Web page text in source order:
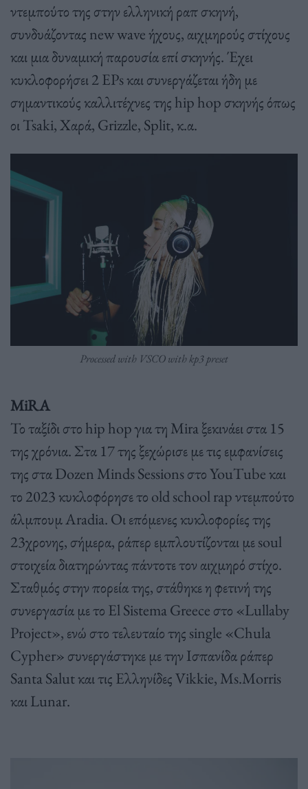
ντεμπούτο της στην ελληνική ραπ σκηνή,
συνδυάζοντας new wave ήχους, αιχμηρούς στίχους
και μια δυναμική παρουσία επί σκηνής. Έχει
κυκλοφορήσει 2 EPs και συνεργάζεται ήδη με
σημαντικούς καλλιτέχνες της hip hop σκηνής όπως
οι Tsaki, Χαρά, Grizzle, Split, κ.α.
Processed with VSCO with kp3 preset
MiRA
Το ταξίδι στο hip hop για τη Mira ξεκινάει στα 15
της χρόνια. Στα 17 της ξεχώρισε με τις εμφανίσεις
της στα Dozen Minds Sessions στο YouTube και
το 2023 κυκλοφόρησε το old school rap ντεμπούτο
άλμπουμ Aradia. Οι επόμενες κυκλοφορίες της
23χρονης, σήμερα, ράπερ εμπλουτίζονται με soul
στοιχεία διατηρώντας πάντοτε τον αιχμηρό στίχο.
Σταθμός στην πορεία της, στάθηκε η φετινή της
συνεργασία με το El Sistema Greece στο «Lullaby
Project», ενώ στο τελευταίο της single «Chula
Cypher» συνεργάστηκε με την Ισπανίδα ράπερ
Santa Salut και τις Ελληνίδες Vikkie, Ms.Morris
και Lunar.